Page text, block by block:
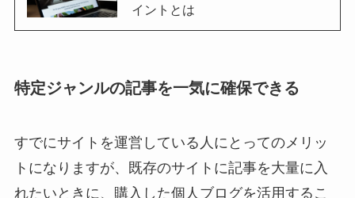
イントとは
特定ジャンルの記事を一気に確保できる
すでにサイトを運営している人にとってのメリッ
トになりますが、既存のサイトに記事を大量に入
れたいときに、購入した個人ブログを活用するこ